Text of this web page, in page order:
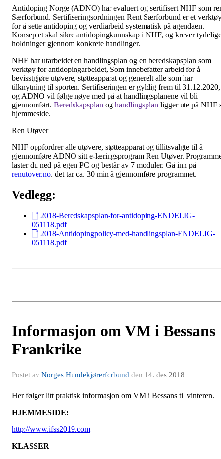
Antidoping Norge (ADNO) har evaluert og sertifisert NHF som
Særforbund. Sertifiseringsordningen Rent Særforbund er et verktøy
for å sette antidoping og verdiarbeid systematisk på agendaen.
Konseptet skal sikre antidopingkunnskap i NHF, og krever tydelige
holdninger gjennom konkrete handlinger.
NHF har utarbeidet en handlingsplan og en beredskapsplan som
verktøy for antidopingarbeidet, Som innebefatter arbeid for å
bevisstgjøre utøvere, støtteapparat og generelt alle som har
tilknytning til sporten. Sertifiseringen er gyldig frem til 31.12.2020,
og ADNO vil følge nøye med på at handlingsplanene vil bli
gjennomført. Beredskapsplan og handlingsplan ligger ute på NHF
hjemmeside.
Ren Utøver
NHF oppfordrer alle utøvere, støtteapparat og tillitsvalgte til å
gjennomføre ADNO sitt e-læringsprogram Ren Utøver.
laster du ned på egen PC og består av 7 moduler. Gå inn på
renutover.no, det tar ca. 30 min å gjennomføre programmet.
Vedlegg:
2018-Beredskapsplan-for-antidoping-ENDELIG-
051118.pdf
2018-Antidopingpolicy-med-handlingsplan-ENDELIG-
051118.pdf
Informasjon om VM i Bessans
Frankrike
Postet av Norges Hundekjørerforbund den 14. des 2018
Her følger litt praktisk informasjon om VM i Bessans til vinteren.
HJEMMESIDE:
http://www.ifss2019.com
KLASSER